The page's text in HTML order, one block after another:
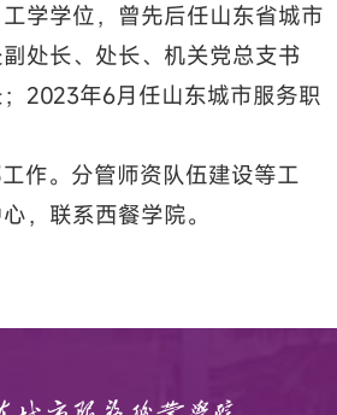
学学位，曾先后任山东省城市
处长、处长、机关党总支书
2023年6月任山东城市服务职
作。分管师资队伍建设等工
，联系西餐学院。